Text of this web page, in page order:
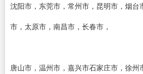
沈阳市，东莞市，常州市，昆明市，烟台
市，太原市，南昌市，长春市，
唐山市，温州市，嘉兴市石家庄市，徐州